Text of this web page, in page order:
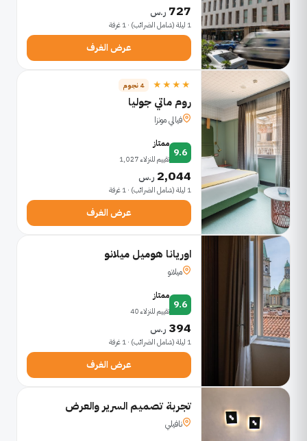
727 ر.س
1 ليلة (شامل الضرائب) · 1 غرفة
عرض الغرف
★★★★ 4 نجوم
روم ماتي جوليا
فيالي مونزا
9.6
ممتاز
تقييم للنزلاء 1,027
2,044 ر.س
1 ليلة (شامل الضرائب) · 1 غرفة
عرض الغرف
اوريانا هوميل ميلانو
ميلانو
9.6
ممتاز
تقييم للنزلاء 40
394 ر.س
1 ليلة (شامل الضرائب) · 1 غرفة
عرض الغرف
تجربة تصميم السرير والعرض
نافيلي